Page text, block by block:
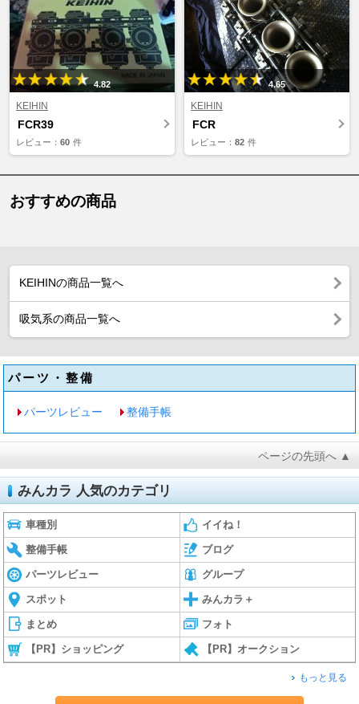
4.82
KEIHIN
FCR39
レビュー： 60 件
4.65
KEIHIN
FCR
レビュー： 82 件
おすすめの商品
KEIHINの商品一覧へ
吸気系の商品一覧へ
パーツ・整備
パーツレビュー 整備手帳
ページの先頭へ ▲
みんカラ 人気のカテゴリ
車種別 イイね！
整備手帳 ブログ
パーツレビュー グループ
スポット みんカラ＋
まとめ フォト
【PR】ショッピング 【PR】オークション
もっと見る